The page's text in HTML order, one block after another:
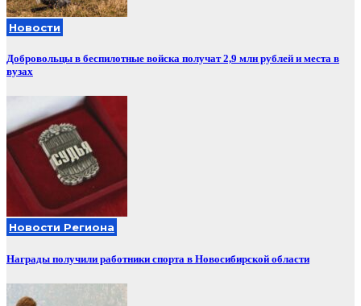
Новости
Добровольцы в беспилотные войска получат 2,9 млн рублей и места в
вузах
Новости Региона
Награды получили работники спорта в Новосибирской области